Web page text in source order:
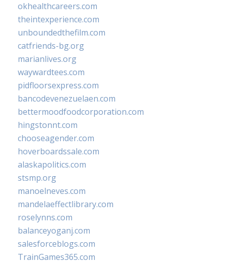
okhealthcareers.com
theintexperience.com
unboundedthefilm.com
catfriends-bg.org
marianlives.org
waywardtees.com
pidfloorsexpress.com
bancodevenezuelaen.com
bettermoodfoodcorporation.com
hingstonnt.com
chooseagender.com
hoverboardssale.com
alaskapolitics.com
stsmp.org
manoelneves.com
mandelaeffectlibrary.com
roselynns.com
balanceyoganj.com
salesforceblogs.com
TrainGames365.com